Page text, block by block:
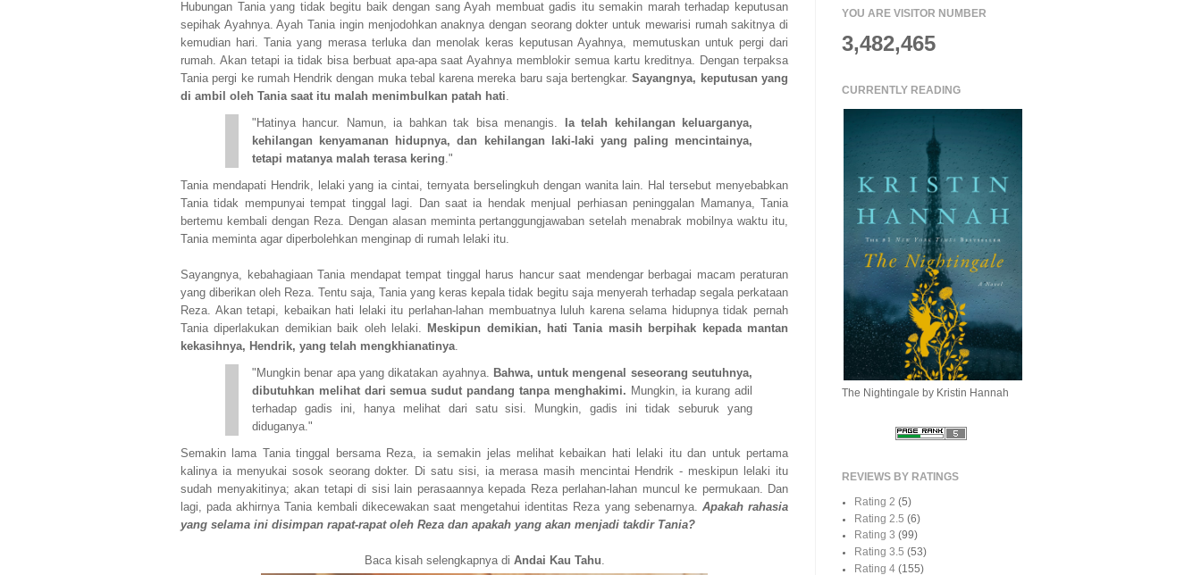
Hubungan Tania yang tidak begitu baik dengan sang Ayah membuat gadis itu semakin marah terhadap keputusan
sepihak Ayahnya. Ayah Tania ingin menjodohkan anaknya dengan seorang dokter untuk mewarisi rumah sakitnya di
kemudian hari. Tania yang merasa terluka dan menolak keras keputusan Ayahnya, memutuskan untuk pergi dari
rumah. Akan tetapi ia tidak bisa berbuat apa-apa saat Ayahnya memblokir semua kartu kreditnya. Dengan terpaksa
Tania pergi ke rumah Hendrik dengan muka tebal karena mereka baru saja bertengkar.Sayangnya, keputusan yang
di ambil oleh Tania saat itu malah menimbulkan patah hati.
"Hatinya hancur. Namun, ia bahkan tak bisa menangis.
Ia telah kehilangan keluarganya,
kehilangan kenyamanan hidupnya, dan kehilangan laki-laki yang paling mencintainya,
tetapi matanya malah terasa kering."
Tania mendapati Hendrik, lelaki yang ia cintai, ternyata berselingkuh dengan wanita lain. Hal tersebut menyebabkan
Tania tidak mempunyai tempat tinggal lagi. Dan saat ia hendak menjual perhiasan peninggalan Mamanya, Tania
bertemu kembali dengan Reza. Dengan alasan meminta pertanggungjawaban setelah menabrak mobilnya waktu itu,
Tania meminta agar diperbolehkan menginap di rumah lelaki itu.
Sayangnya, kebahagiaan Tania mendapat tempat tinggal harus hancur saat mendengar berbagai macam peraturan
yang diberikan oleh Reza. Tentu saja, Tania yang keras kepala tidak begitu saja menyerah terhadap segala perkataan
Reza. Akan tetapi, kebaikan hati lelaki itu perlahan-lahan membuatnya luluh karena selama hidupnya tidak pernah
Tania diperlakukan demikian baik oleh lelaki.
Meskipun demikian, hati Tania masih berpihak kepada mantan
kekasihnya, Hendrik, yang telah mengkhianatinya.
"Mungkin benar apa yang dikatakan ayahnya. Bahwa, untuk mengenal seseorang seutuhnya,
dibutuhkan melihat dari semua sudut pandang tanpa menghakimi. Mungkin, ia kurang adil
terhadap gadis ini, hanya melihat dari satu sisi. Mungkin, gadis ini tidak seburuk yang
diduganya."
Semakin lama Tania tinggal bersama Reza, ia semakin jelas melihat kebaikan hati lelaki itu dan untuk pertama
kalinya ia menyukai sosok seorang dokter. Di satu sisi, ia merasa masih mencintai Hendrik - meskipun lelaki itu
sudah menyakitinya; akan tetapi di sisi lain perasaannya kepada Reza perlahan-lahan muncul ke permukaan. Dan
lagi, pada akhirnya Tania kembali dikecewakan saat mengetahui identitas Reza yang sebenarnya. Apakah rahasia
yang selama ini disimpan rapat-rapat oleh Reza dan apakah yang akan menjadi takdir Tania?
Baca kisah selengkapnya di Andai Kau Tahu.
YOU ARE VISITOR NUMBER
3,482,465
CURRENTLY READING
The Nightingale by Kristin Hannah
REVIEWS BY RATINGS
Rating 2 (5)
Rating 2.5 (6)
Rating 3 (99)
Rating 3.5 (53)
Rating 4 (155)